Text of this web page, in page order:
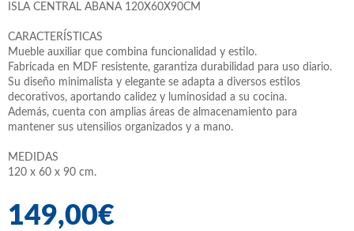
ISLA CENTRAL ABANA 120X60X90CM
CARACTERÍSTICAS
Mueble auxiliar que combina funcionalidad y estilo.
Fabricada en MDF resistente, garantiza durabilidad para uso diario.
Su diseño minimalista y elegante se adapta a diversos estilos
decorativos, aportando calidez y luminosidad a su cocina.
Además, cuenta con amplias áreas de almacenamiento para
mantener sus utensilios organizados y a mano.
MEDIDAS
120 x 60 x 90 cm.
149,00€